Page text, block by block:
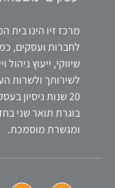
מרכז זיו הינו בית
לחברות ועסקים,
שיווקי, ייעוץ
לשירותך ולשרות
20 שנות ניסיון
בוגרת תואר שני
ומגשרת מוסמכת.